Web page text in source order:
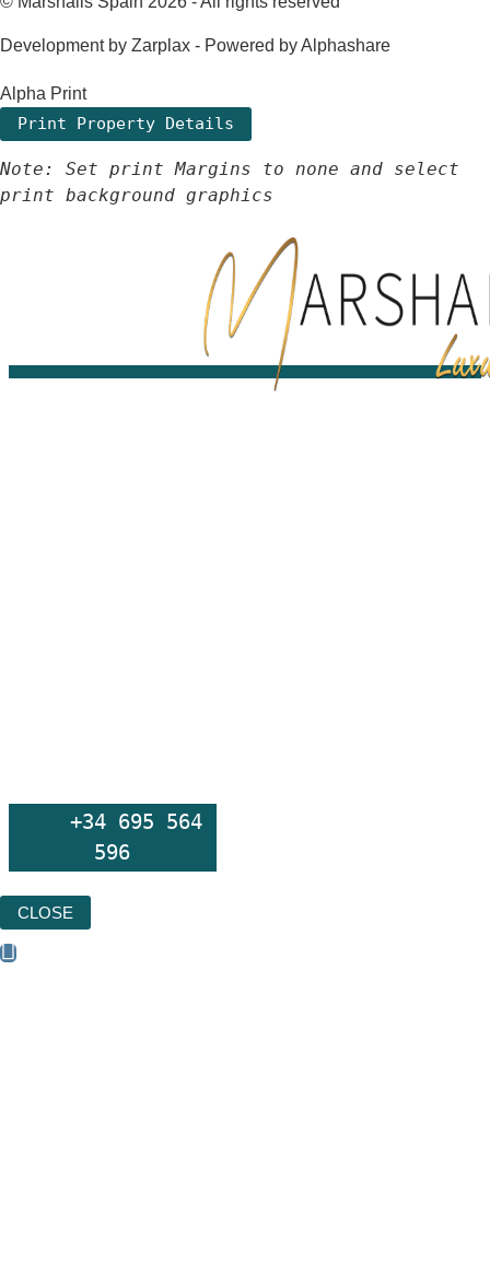
Development by Zarplax - Powered by Alphashare
Alpha Print
Note: Set print Margins to none and select
print background graphics
+34 695 564
596
CLOSE